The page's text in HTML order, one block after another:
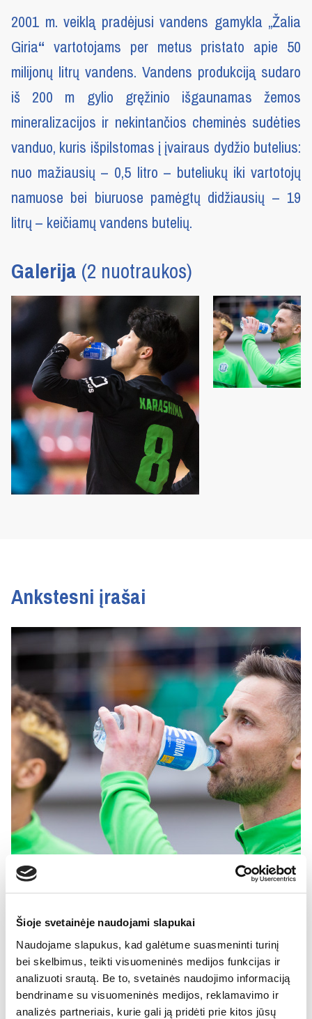
Šioje svetainėje naudojami slapukai
Naudojame slapukus, kad galėtume suasmeninti turinį
bei skelbimus, teikti visuomeninės medijos funkcijas ir
analizuoti srautą. Be to, svetainės naudojimo informaciją
bendriname su visuomeninės medijos, reklamavimo ir
analizės partneriais, kurie gali ją pridėti prie kitos jūsų
2001 m. veiklą pradėjusi vandens gamykla „Žalia
Giria“ vartotojams per metus pristato apie 50
milijonų litrų vandens. Vandens produkciją sudaro
iš 200 m gylio gręžinio išgaunamas žemos
mineralizacijos ir nekintančios cheminės sudėties
vanduo, kuris išpilstomas į įvairaus dydžio butelius:
nuo mažiausių – 0,5 litro – buteliukų iki vartotojų
namuose bei biuruose pamėgtų didžiausių – 19
litrų – keičiamų vandens butelių.
Galerija(2 nuotraukos)
Ankstesni įrašai
Socialinė atsakomybė 2023-06-07